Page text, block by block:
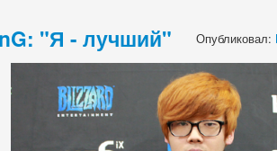
"Я - лучший" Опубликовал: